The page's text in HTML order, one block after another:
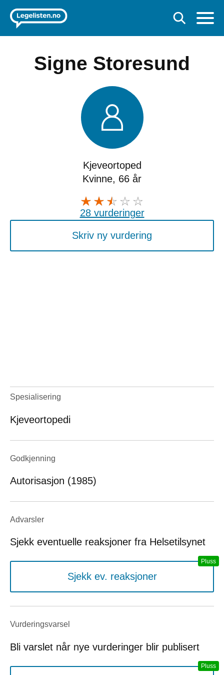
Signe Storesund
Kjeveortoped
Kvinne, 66 år
28 vurderinger
Skriv ny vurdering
Spesialisering
Kjeveortopedi
Godkjenning
Autorisasjon (1985)
Advarsler
Sjekk eventuelle reaksjoner fra Helsetilsynet
Sjekk ev. reaksjoner
Vurderings­varsel
Bli varslet når nye vurderinger blir publisert